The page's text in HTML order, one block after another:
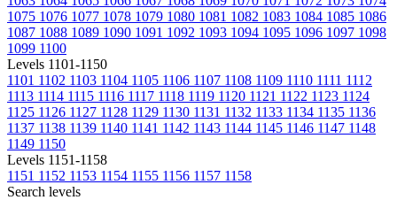
1075 1076 1077 1078 1079 1080 1081 1082 1083 1084 1085 1086
1087 1088 1089 1090 1091 1092 1093 1094 1095 1096 1097 1098
1099 1100
Levels 1101-1150
1101 1102 1103 1104 1105 1106 1107 1108 1109 1110 1111 1112
1113 1114 1115 1116 1117 1118 1119 1120 1121 1122 1123 1124
1125 1126 1127 1128 1129 1130 1131 1132 1133 1134 1135 1136
1137 1138 1139 1140 1141 1142 1143 1144 1145 1146 1147 1148
1149 1150
Levels 1151-1158
1151 1152 1153 1154 1155 1156 1157 1158
Search levels